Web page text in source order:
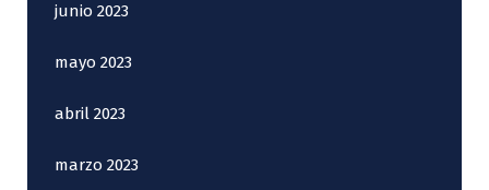
junio 2023
mayo 2023
abril 2023
marzo 2023